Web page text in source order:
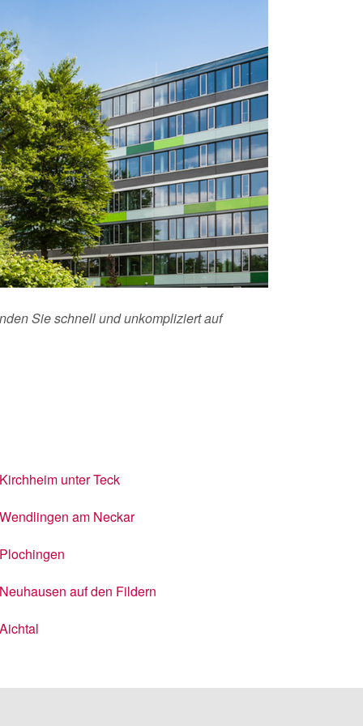
Sie schnell und unkompliziert auf
Kirchheim unter Teck
Wendlingen am Neckar
Plochingen
Neuhausen auf den Fildern
Aichtal